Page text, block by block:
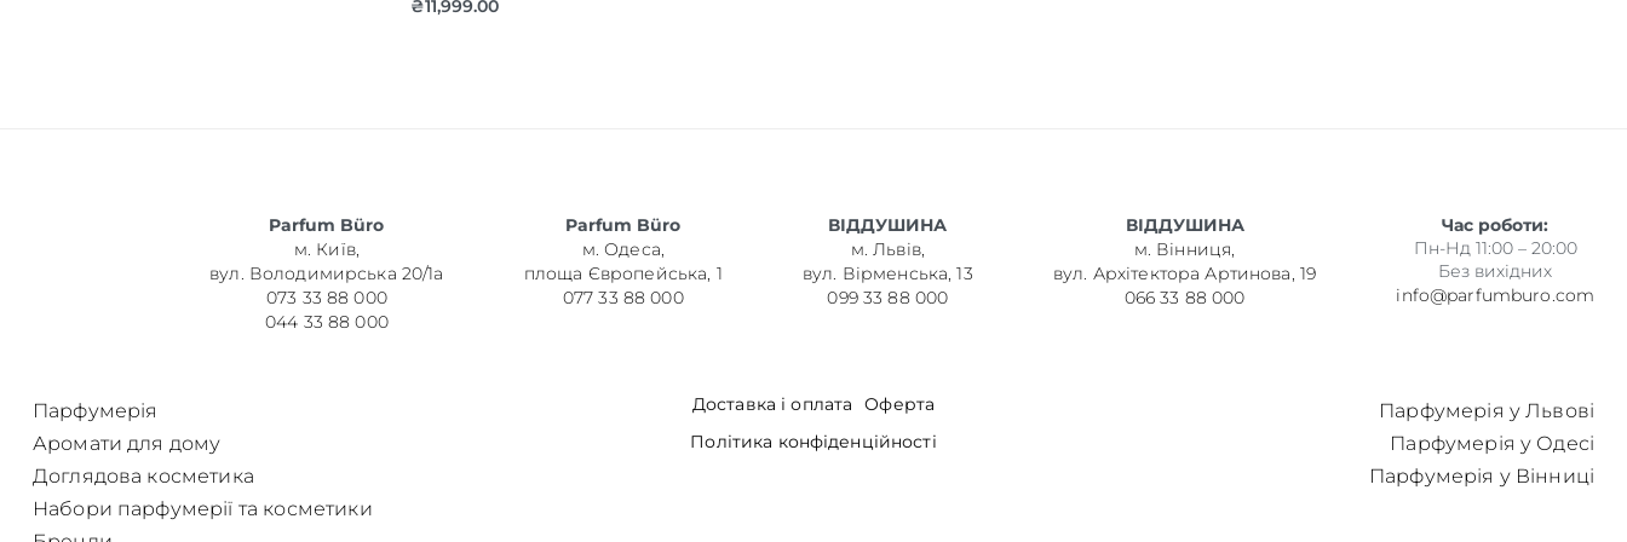
₴11,999.00
Parfum Büro
м. Київ,
вул. Володимирська 20/1а
073 33 88 000
044 33 88 000
Parfum Büro
м. Одеса,
площа Європейська, 1
077 33 88 000
ВІДДУШИНА
м. Львів,
вул. Вірменська, 13
099 33 88 000
ВІДДУШИНА
м. Вінниця,
вул. Архітектора Артинова, 19
066 33 88 000
Час роботи:
Пн-Нд 11:00 – 20:00
Без вихідних
info@parfumburo.com
Парфумерія
Аромати для дому
Доглядова косметика
Набори парфумерії та косметики
Доставка і оплата
Оферта
Політика конфіденційності
Парфумерія у Львові
Парфумерія у Одесі
Парфумерія у Вінниці